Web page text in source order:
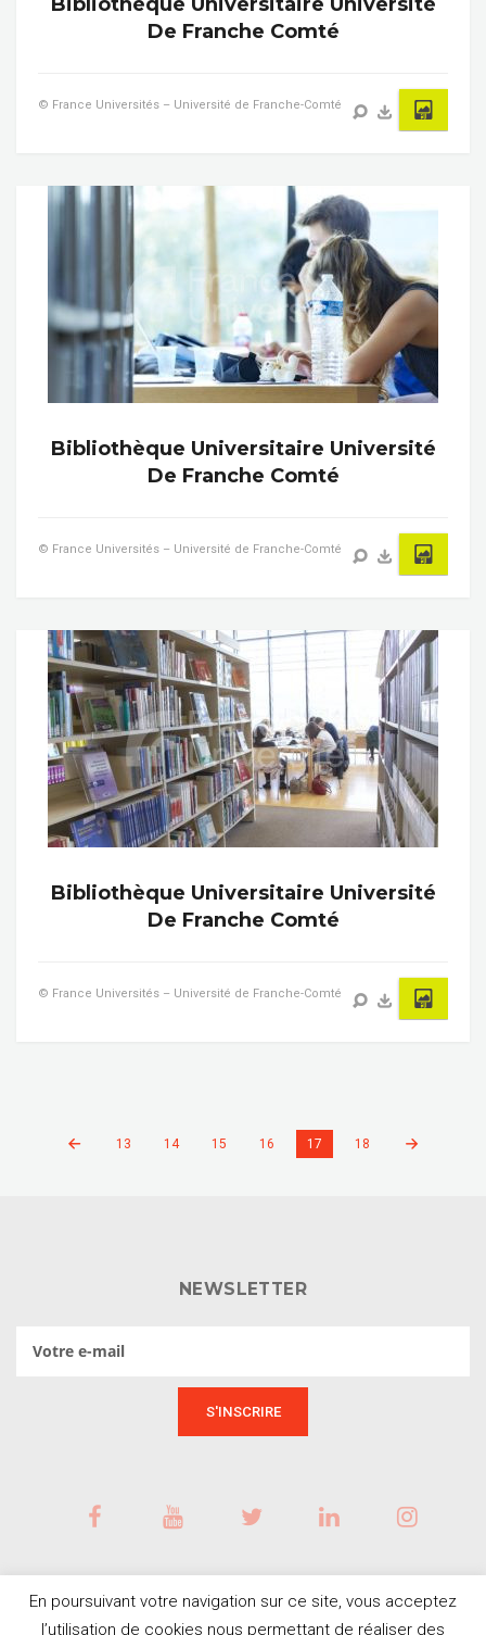
De Franche Comté
© France Universités – Université de Franche-Comté
Bibliothèque Universitaire Université
De Franche Comté
© France Universités – Université de Franche-Comté
Bibliothèque Universitaire Université
De Franche Comté
© France Universités – Université de Franche-Comté
13 14 15 16 17 18
NEWSLETTER
En poursuivant votre navigation sur ce site, vous acceptez
l’utilisation de cookies nous permettant de réaliser des